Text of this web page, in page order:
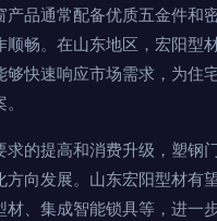
产品通常配备优质五金件和
顺畅。在山东地区，宏阳型
够快速响应市场需求，为住
求的提高和消费升级，塑钢
方向发展。山东宏阳型材有
材、集成智能锁具等，进一